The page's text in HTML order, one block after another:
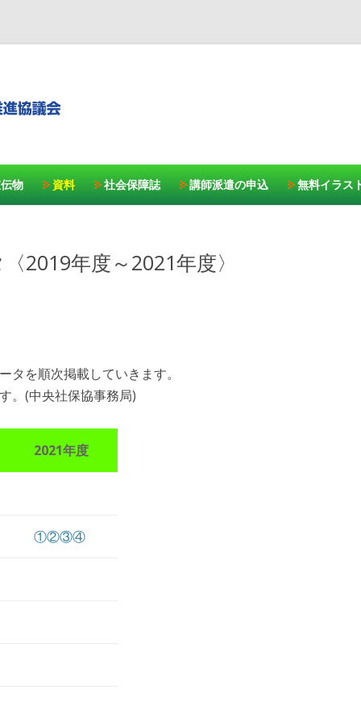
物 資料 社会保障誌 講師派遣の申込 無料イラス
2019年度～2021年度〉
タを順次掲載していきます。
。(中央社保協事務局)
2021年度
①②③④